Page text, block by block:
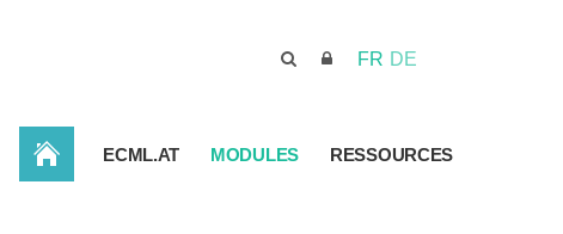
FR DE
ACCUEIL ECML.AT MODULES RESSOURCES